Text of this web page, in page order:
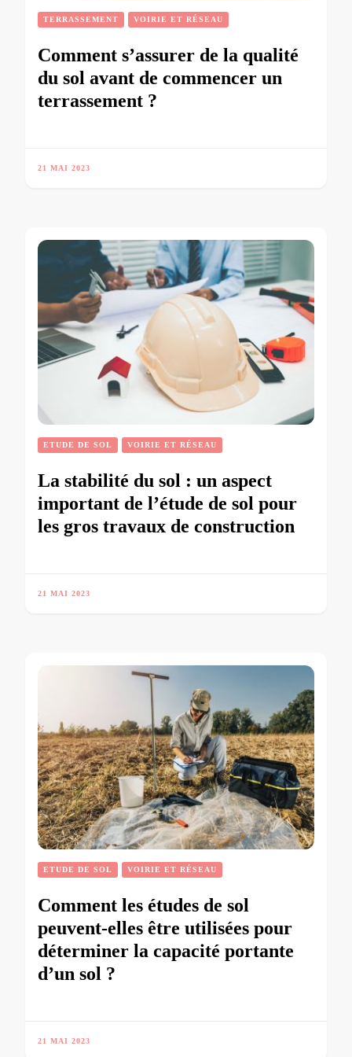
TERRASSEMENT VOIRIE ET RÉSEAU
Comment s’assurer de la qualité
du sol avant de commencer un
terrassement ?
21 MAI 2023
ETUDE DE SOL VOIRIE ET RÉSEAU
La stabilité du sol : un aspect
important de l’étude de sol pour
les gros travaux de construction
21 MAI 2023
ETUDE DE SOL VOIRIE ET RÉSEAU
Comment les études de sol
peuvent-elles être utilisées pour
déterminer la capacité portante
d’un sol ?
21 MAI 2023